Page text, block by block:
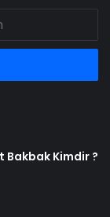
Bakbak Kimdir ?